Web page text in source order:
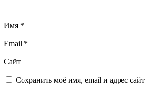
Имя *
Email *
Сайт
Сохранить моё имя, email и адрес